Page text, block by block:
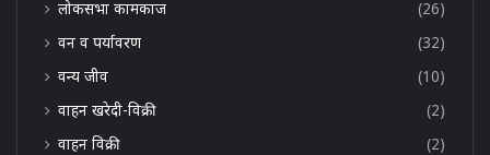
लोकसभा कामकाज
(26)
वन व पर्यावरण
(32)
वन्य जीव
(10)
वाहन खरेदी-विक्री
(2)
वाहन विक्री
(2)